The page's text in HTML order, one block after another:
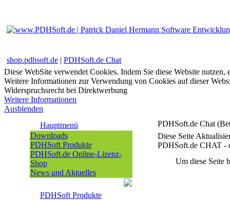
shop.pdhsoft.de | PDHSoft.de Chat
Diese WebSite verwendet Cookies. Indem Sie diese Website
Weitere Informationen zur Verwendung von Cookies auf dieser
Widerspruchsrecht bei Direktwerbung
Weitere Informationen
Ausblenden
Hauptmenü
Downloads
PDHSoft Produkte
PDHSoft.de Online-Lizenz-
Shop
News und Aktuelles
PDHSoft Produkte
PDHSoft.de Chat
Diese Seite
PDHSoft.de CHAT -
Um diese Seite